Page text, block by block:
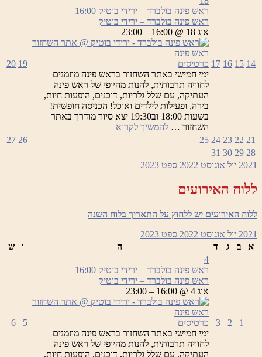
בולברד
–
ירידי
בוטיק
14
15
16
17
ראש פינה בולברד – ירידי בוטיק 16:00
ראש פינה בולברד – ירידי בוטיק
אוג 18 @ 16:00 – 23:00
כרטיסים
ימי חמישי באתר השחזור בראש פינה מוזמנים
לחוויה תרבותית, להנות מהיופי של ראש פינה
העתיקה, עם שלל גלריות, דוכנים, הופעות חיות,
בירה, ופעילות לילדים ואוכל! הכניסה חופשית!
בשעות 18:00 וב19:30 יצא סיור מודרך באתר
השחזור … להמשיך לקרוא
19
20
21
22
23
24
25
26
27
28
29
30
31
2021 יול אוגוסט 2022 ספט 2023
ללוח האירועים
ללוח האירועים יש ללחוץ על התאריך בלוח השנה
2021 יול אוגוסט 2022 ספט 2023
א
ב ג ד ה ו ש
1
2
3
4
ראש פינה בולברד – ירידי בוטיק 16:00
ראש פינה בולברד – ירידי בוטיק
אוג 4 @ 16:00 – 23:00
כרטיסים
ימי חמישי באתר השחזור בראש פינה מוזמנים
לחוויה תרבותית, להנות מהיופי של ראש פינה
העתיקה, עם שלל גלריות, דוכנים, הופעות חיות,
5
6